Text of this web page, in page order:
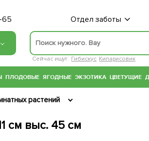
65 Отдел заботы
Сейчас ищут: Гибискус Кипарисовик
ПЛОДОВЫЕ ЯГОДНЫЕ ЭКЗОТИКА ЦВЕТУЩИЕ
растений
см выс. 45 см